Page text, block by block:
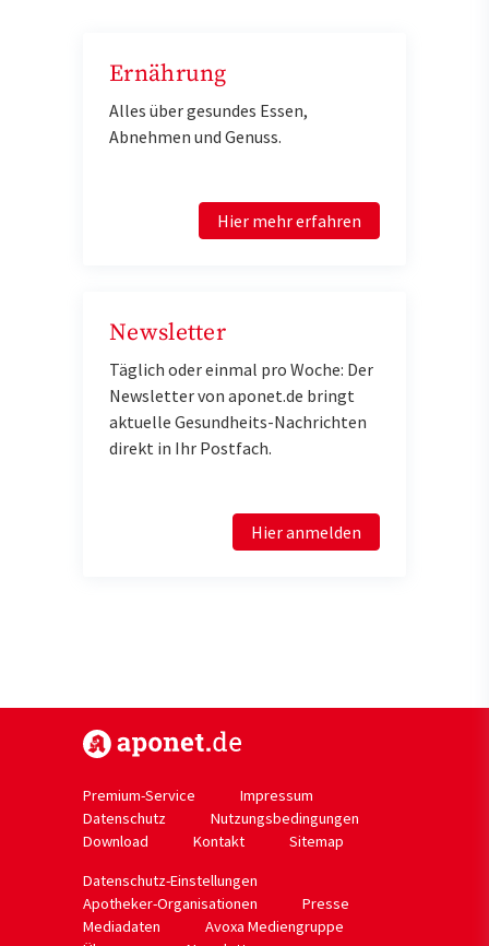
Ernährung
Alles über gesundes Essen,
Abnehmen und Genuss.
Hier mehr erfahren
Newsletter
Täglich oder einmal pro Woche: Der
Newsletter von aponet.de bringt
aktuelle Gesundheits-Nachrichten
direkt in Ihr Postfach.
Hier anmelden
Premium-Service
Impressum
Datenschutz
Nutzungsbedingungen
Download
Kontakt
Sitemap
Datenschutz-Einstellungen
Apotheker-Organisationen
Presse
Mediadaten
Avoxa Mediengruppe